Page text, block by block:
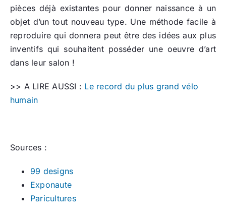
pièces déjà existantes pour donner naissance à un
objet d’un tout nouveau type. Une méthode facile à
reproduire qui donnera peut être des idées aux plus
inventifs qui souhaitent posséder une oeuvre d’art
dans leur salon !
>> A LIRE AUSSI : Le record du plus grand vélo
humain
Sources :
99 designs
Exponaute
Paricultures